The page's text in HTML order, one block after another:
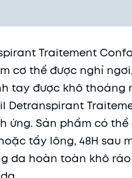
Traitement
cơ thể được nghỉ
tay được khô thoáng
Detranspirant
ứng. Sản phẩm có
tẩy lông, 48H sau
da hoàn toàn khô